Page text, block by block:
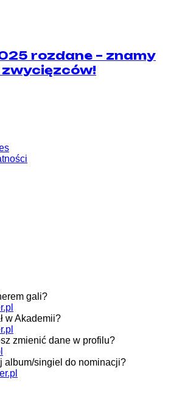
rozdane – znamy
gali?
w Akademii?
zmienić dane w profilu?
album/singiel do nominacji?